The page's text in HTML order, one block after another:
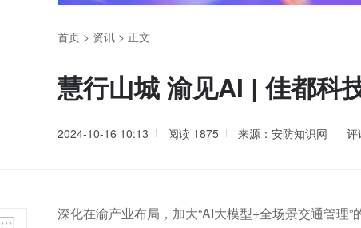
首页 > 资讯 > 正文
慧行山城 渝见AI | 佳都科
2024-10-16 10:13 阅读 1875 来源：安防知识网 评
深化在渝产业布局，加大“AI大模型+全场景交通管理